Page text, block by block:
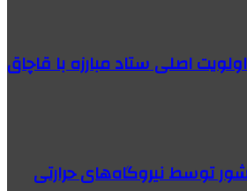
اصلی ستاد مبارزه با قاچاق
توسط نیروگاه‌های حرارتی